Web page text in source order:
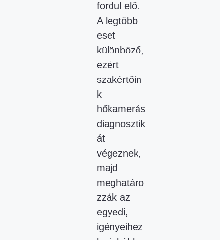
fordul elő.
A legtöbb
eset
különböző,
ezért
szakértőin
k
hőkamerás
diagnosztik
át
végeznek,
majd
meghatáro
zzák az
egyedi,
igényeihez